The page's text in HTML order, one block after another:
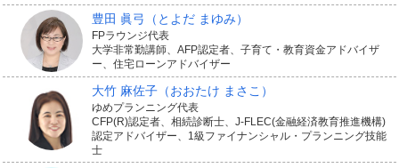
豊田 眞弓 （とよだ まゆみ）
FPラウンジ代表
大学非常勤講師、AFP認定者、子育て・教育資金アドバイザ
ー、住宅ローンアドバイザー
大竹 麻佐子 （おおたけ まさこ）
ゆめプランニング代表
CFP(R)認定者、相続診断士、J-FLEC(金融経済教育推進機構)
認定アドバイザー、1級ファイナンシャル・プランニング技能
士